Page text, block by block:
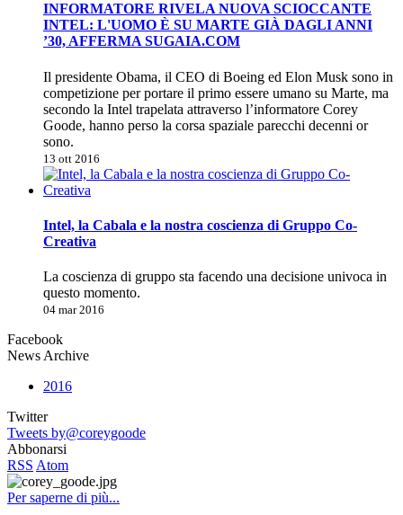
INFORMATORE RIVELA NUOVA SCIOCCANTE
INTEL: L'UOMO È SU MARTE GIÀ DAGLI ANNI
’30, AFFERMA SUGAIA.COM
Il presidente Obama, il CEO di Boeing ed Elon Musk sono in
competizione per portare il primo essere umano su Marte, ma
secondo la Intel trapelata attraverso l’informatore Corey
Goode, hanno perso la corsa spaziale parecchi decenni or
sono.
13 ott 2016
Intel, la Cabala e la nostra coscienza di Gruppo Co-
Creativa
La coscienza di gruppo sta facendo una decisione univoca in
questo momento.
04 mar 2016
Facebook
News Archive
2016
Twitter
Tweets by@coreygoode
Abbonarsi
RSS Atom
Per saperne di più...